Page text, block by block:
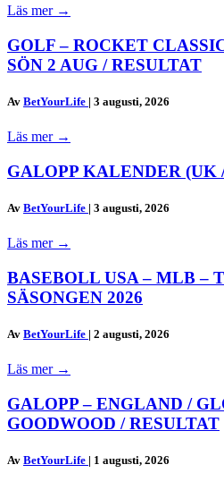
Läs mer →
GOLF – ROCKET
SÖN 2 AUG / RESULTAT
Av BetYourLife | 3 augusti, 2026
Läs mer →
GALOPP KALENDER (UK
Av BetYourLife | 3 augusti, 2026
Läs mer →
BASEBOLL USA – MLB –
SÄSONGEN 2026
Av BetYourLife | 2 augusti, 2026
Läs mer →
GALOPP – ENGLAND /
GOODWOOD / RESULTAT
Av BetYourLife | 1 augusti, 2026